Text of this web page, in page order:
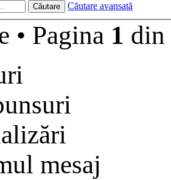
Căutare Căutare avansată
• Pagina 1 din
mesaj